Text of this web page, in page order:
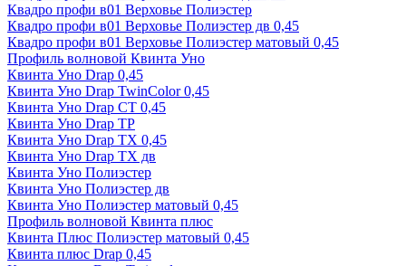
Квадро профи в01 Верховье Полиэстер
Квадро профи в01 Верховье Полиэстер дв 0,45
Квадро профи в01 Верховье Полиэстер матовый 0,45
Профиль волновой Квинта Уно
Квинта Уно Drap 0,45
Квинта Уно Drap TwinColor 0,45
Квинта Уно Drap СТ 0,45
Квинта Уно Drap ТР
Квинта Уно Drap ТХ 0,45
Квинта Уно Drap ТХ дв
Квинта Уно Полиэстер
Квинта Уно Полиэстер дв
Квинта Уно Полиэстер матовый 0,45
Профиль волновой Квинта плюс
Квинта Плюс Полиэстер матовый 0,45
Квинта плюс Drap 0,45